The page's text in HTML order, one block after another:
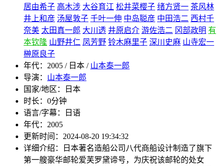
居由希子 高木涉 大谷育江 松井菜樱子 绪方贤一 茶风林
井上和彦 汤屋敦子 千叶一伸 中岛聪彦 中田浩二 西村千
奈美 太田真一郎 大川透 井原启介 游佐浩二 冈部政明 有
本钦隆 山野井仁 凤芳野 铃木麻里子 深川史麻 山寺宏一
榊原良子
年代： 2005 / 日本 / 山本泰一郎
导演： 山本泰一郎
国家/地区：
日本
时长： 0分钟
语言/字幕：
日语
年代： 2005
更新时间： 2024-08-20 19:34:32
详细介绍：
日本著名造船公司八代商船设计制造了旗下
第一艘豪华邮轮爱芙罗黛谛号，为庆祝该邮轮的处女